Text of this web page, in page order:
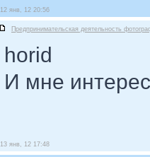
12 янв, 12 20:56
Предпринимательская деятельность
horid
И мне
13 янв, 12 17:48